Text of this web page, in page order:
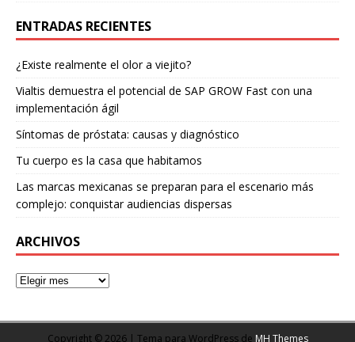
ENTRADAS RECIENTES
¿Existe realmente el olor a viejito?
Vialtis demuestra el potencial de SAP GROW Fast con una
implementación ágil
Síntomas de próstata: causas y diagnóstico
Tu cuerpo es la casa que habitamos
Las marcas mexicanas se preparan para el escenario más
complejo: conquistar audiencias dispersas
ARCHIVOS
Copyright © 2026 | Tema para WordPress de MH Themes